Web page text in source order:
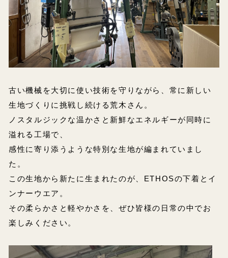
古い機械を大切に使い技術を守りながら、常に新しい
生地づくりに挑戦し続ける荒木さん。
ノスタルジックな温かさと新鮮なエネルギーが同時に
溢れる工場で、
感性に寄り添うような特別な生地が編まれていまし
た。
この生地から新たに生まれたのが、ETHOSの下着とイ
ンナーウエア。
その柔らかさと軽やかさを、ぜひ皆様の日常の中でお
楽しみください。